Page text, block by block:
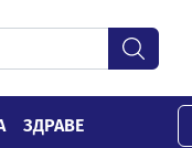
ЗДРАВЕ